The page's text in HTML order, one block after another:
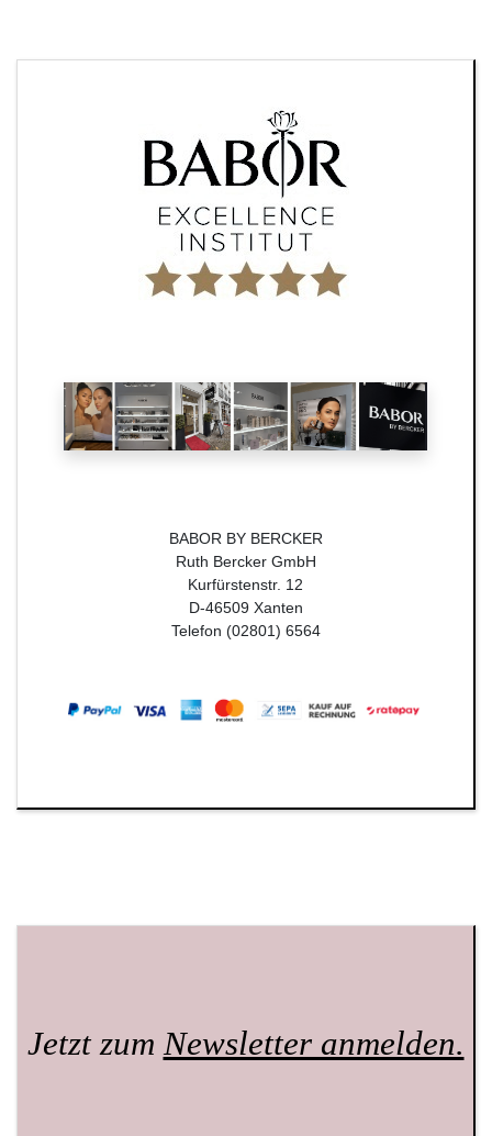
BABOR BY BERCKER
Ruth Bercker GmbH
Kurfürstenstr. 12
D-46509 Xanten
Telefon (02801) 6564
Jetzt zumNewsletter anmelden.